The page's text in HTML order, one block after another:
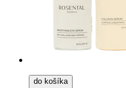
do košíka